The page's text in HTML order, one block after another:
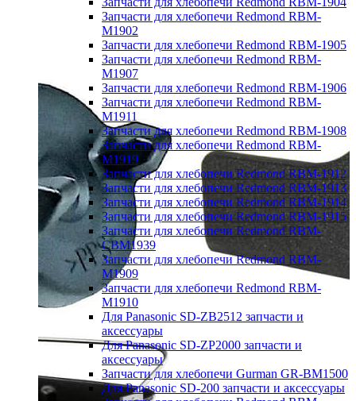
Запчасти для хлебопечи Redmond RBM-
M1902
Запчасти для хлебопечи Redmond RBM-1905
Запчасти для хлебопечи Redmond RBM-
M1907
Запчасти для хлебопечи Redmond RBM-1906
Запчасти для хлебопечи Redmond RBM-
M1911
Запчасти для хлебопечи Redmond RBM-1908
Запчасти для хлебопечи Redmond RBM-
M1919
Запчасти для хлебопечи Redmond RBM-1912
Запчасти для хлебопечи Redmond RBM-1913
Запчасти для хлебопечи Redmond RBM-1914
Запчасти для хлебопечи Redmond RBM-1915
Запчасти для хлебопечи Redmond RBM-
CBM1939
Запчасти для хлебопечи Redmond RBM-
M1909
Запчасти для хлебопечи Redmond RBM-
M1910
Для Panasonic SD-ZB2512 запчасти и
аксессуары
Для Panasonic SD-ZP2000 запчасти и
аксессуары
Запчасти для хлебопечи Gurman GR-BM1500
Для Panasonic SD-200 запчасти и аксессуары